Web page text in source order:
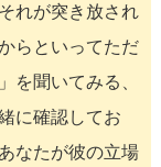
れが突き放され
らといってただ
を聞いてみる、
に確認してお
なたが彼の立場